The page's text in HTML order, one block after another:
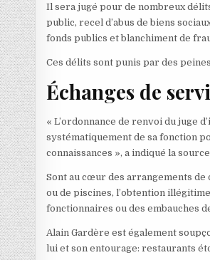
Il sera jugé pour de nombreux
public, recel d’abus de biens
fonds publics et blanchiment de
Ces délits sont punis par des
Échanges de
« L’ordonnance de renvoi du juge
systématiquement de sa fonction
connaissances », a indiqué la
Sont au cœur des arrangements
ou de piscines, l’obtention
fonctionnaires ou des embauches
Alain Gardère est également
lui et son entourage: restaurants